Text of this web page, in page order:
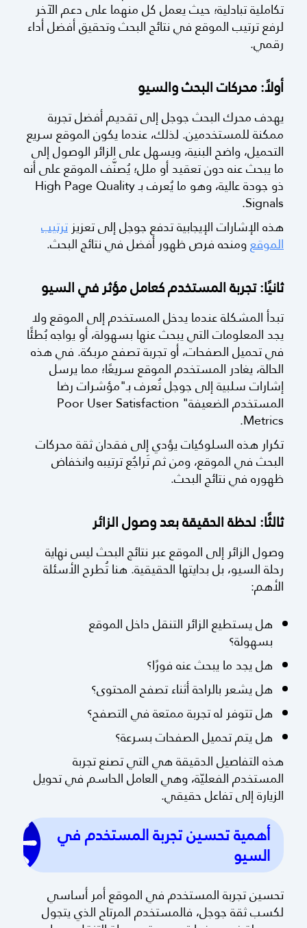
تكاملية تبادلية؛ حيث يعمل كل منهما على دعم الآخر
لرفع ترتيب الموقع في نتائج البحث وتحقيق أفضل أداء
رقمي.
أولاً: محركات البحث والسيو
يهدف محرك البحث جوجل إلى تقديم أفضل تجربة
ممكنة للمستخدمين. لذلك، عندما يكون الموقع سريع
التحميل، واضح البنية، ويسهل على الزائر الوصول إلى
ما يبحث عنه دون تعقيد أو ملل؛ يُصنَّف الموقع على أنه
ذو جودة عالية، وهو ما يُعرف بـ High Page Quality
Signals.
هذه الإشارات الإيجابية تدفع جوجل إلى تعزيز ترتيب
الموقعومنحه فرص ظهور أفضل في نتائج البحث.
ثانيًا: تجربة المستخدم كعامل مؤثر في السيو
تبدأ المشكلة عندما يدخل المستخدم إلى الموقع ولا
يجد المعلومات التي يبحث عنها بسهولة، أو يواجه بُطئًا
في تحميل الصفحات، أو تجربة تصفح مربكة. في هذه
الحالة، يغادر المستخدم الموقع سريعًا؛ مما يرسل
إشارات سلبية إلى جوجل تُعرف بـ"مؤشرات رضا
المستخدم الضعيفة" Poor User Satisfaction
Metrics.
تكرار هذه السلوكيات يؤدي إلى فقدان ثقة محركات
البحث في الموقع، ومن ثم تَراجُع ترتيبه وانخفاض
ظهوره في نتائج البحث.
ثالثًا: لحظة الحقيقة بعد وصول الزائر
وصول الزائر إلى الموقع عبر نتائج البحث ليس نهاية
رحلة السيو، بل بدايتها الحقيقية. هنا تُطرح الأسئلة
الأهم:
هل يستطيع الزائر التنقل داخل الموقع
بسهولة؟
هل يجد ما يبحث عنه فورًا؟
هل يشعر بالراحة أثناء تصفح المحتوى؟
هل تتوفر له تجربة ممتعة في التصفح؟
هل يتم تحميل الصفحات بسرعة؟
هذه التفاصيل الدقيقة هي التي تصنع تجربة
المستخدم الفعليّة، وهي العامل الحاسم في تحويل
الزيارة إلى تفاعل حقيقي.
أهمية تحسين تجربة المستخدم في
السيو
تحسين تجربة المستخدم في الموقع أمر أساسي
لكسب ثقة جوجل، فالمستخدم المرتاح الذي يتجول